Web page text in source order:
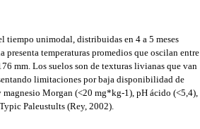
tiempo unimodal, distribuidas en 4 a 5 meses
temperaturas promedios que oscilan entre
mm. Los suelos son de texturas livianas que van
limitaciones por baja disponibilidad de
Morgan (<20 mg*kg-1), pH ácido (<5,4),
Paleustults (Rey, 2002).